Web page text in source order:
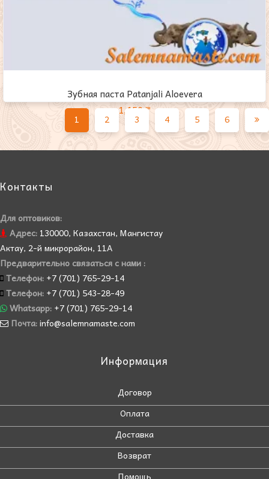
Зубная паста Рatanjali Aloevera
1,150₸
1 2 3 4 5 6
Контакты
Для оптовиков:
Адрес: 130000, Казахстан, Мангистау
Актау, 2-й микрорайон, 11А
Предварительно связаться с нами :
Телефон: +7 (701) 765-29-14
Телефон: +7 (701) 543-28-49
Whatsapp: +7 (701) 765-29-14
Почта:info@salemnamaste.com
Информация
Договор
Оплата
Доставка
Возврат
Помощь